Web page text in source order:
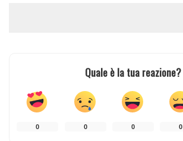
Quale è la tua reazione?
0 0 0 0